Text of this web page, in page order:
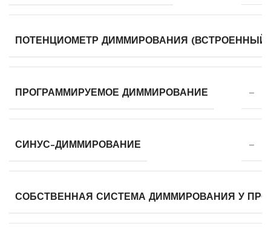
ПОТЕНЦИОМЕТР ДИММИРОВАНИЯ (ВСТРОЕННЫЙ)
ПРОГРАММИРУЕМОЕ ДИММИРОВАНИЕ –
СИНУС-ДИММИРОВАНИЕ –
СОБСТВЕННАЯ СИСТЕМА ДИММИРОВАНИЯ У